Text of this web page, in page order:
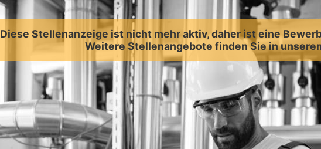
Diese Stellenanzeige ist nicht mehr aktiv, daher ist eine
Weitere Stellenangebote finden Sie in